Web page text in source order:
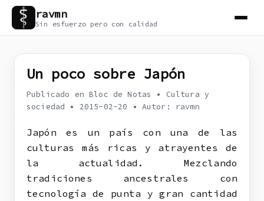
ravmn
Sin esfuerzo pero con calidad
Un poco sobre Japón
Publicado en Bloc de Notas • Cultura y
sociedad • 2015-02-20 • Autor: ravmn
Japón es un país con una de las
culturas más ricas y atrayentes de
la actualidad. Mezclando
tradiciones ancestrales con
tecnología de punta y gran cantidad